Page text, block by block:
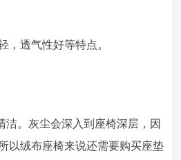
，透气性好等特点。
洁。灰尘会深入到座椅深层，因
以绒布座椅来说还需要购买座垫